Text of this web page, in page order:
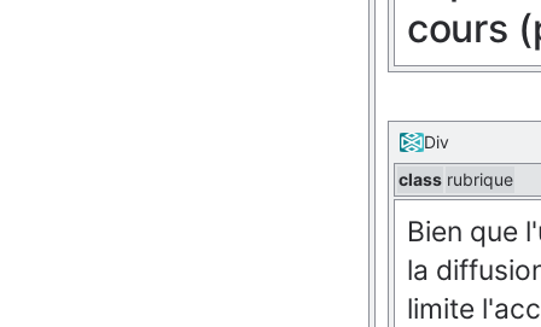
cours
Div
class rubrique
Bien que
la
limite